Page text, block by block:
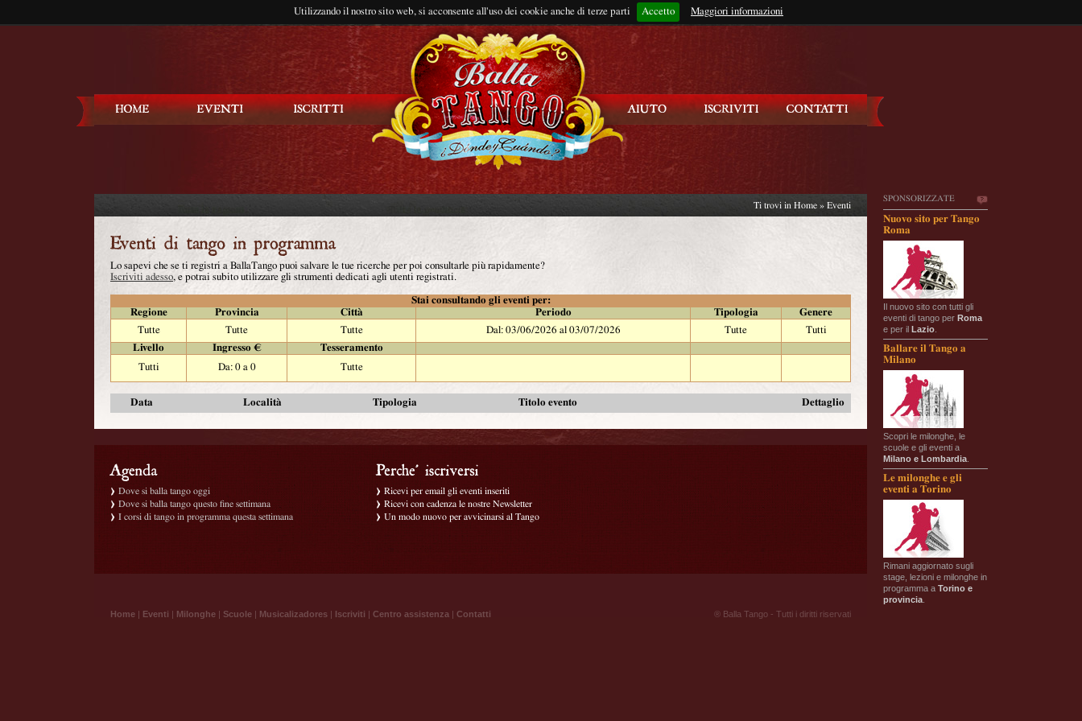
Utilizzando il nostro sito web, si acconsente all'uso dei cookie anche di terze parti Accetto Maggiori informazioni
Rimani connesso?
SPONSORIZZATE
Nuovo sito per Tango
Roma
Il nuovo sito con tutti gli
eventi di tango per Roma
e per il Lazio
Ballare il Tango a
Milano
Scopri le milonghe, le
scuole e gli eventi a
Milano e Lombardia
Le milonghe e gli
eventi a Torino
Rimani aggiornato sugli
stage, lezioni e milonghe in
programma a Torino e
provincia
Ti trovi in Home » Eventi
Lo sapevi che se ti registri a BallaTango puoi salvare le tue ricerche per poi consultarle più rapidamente?
Iscriviti adesso, e potrai subito utilizzare gli strumenti dedicati agli utenti registrati.
Stai consultando gli eventi per:
Regione
Provincia Città Periodo Tipologia
Genere
Tutte
Tutte Tutte Dal: 03/06/2026 al 03/07/2026 Tutte
Tutti
Livello
Ingresso €
Tesseramento
Tutti
Da: 0 a 0 Tutte
Data Località Tipologia Titolo evento Dettaglio
Dove si balla tango oggi
Dove si balla tango questo fine settimana
I corsi di tango in programma questa settimana
Ricevi per email gli eventi inseriti
Ricevi con cadenza le nostre Newsletter
Un modo nuovo per avvicinarsi al Tango
Home | Eventi | Milonghe | Scuole | Musicalizadores | Iscriviti | Centro assistenza | Contatti ® Balla Tango - Tutti i diritti riservati